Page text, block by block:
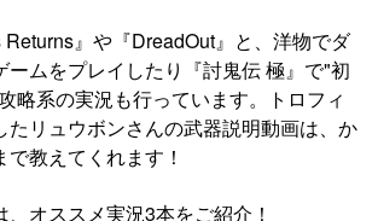
Returns』や『DreadOut』と、洋物でダ
ームをプレイしたり『討鬼伝 極』で"初
略系の実況も行っています。トロフィ
たリュウボンさんの武器説明動画は、か
教えてくれます！
オススメ実況3本をご紹介！